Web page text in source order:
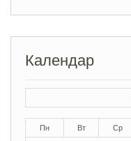
Календар
Пн Вт Ср